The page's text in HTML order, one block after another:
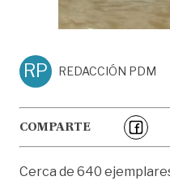
RP REDACCIÓN PDM
COMPARTE
Cerca de 640